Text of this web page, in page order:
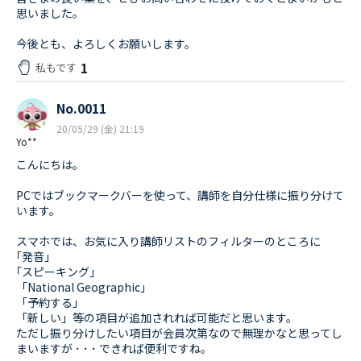
思いました。
今後とも、よろしくお願いします。
私もです 1
Yo**
No.0011
20/05/29 (金) 21:19
こんにちは。
PCではブックマークバーを使って、講師を自分仕様に振り分けて
います。
スマホでは、お気に入り講師リストのフィルターのところに
｢発音」
｢スピーキング」
「National Geographic」
「予約する」
「新しい」等の項目が追加されれば可能だと思います。
ただし振り分けしたい項目が会員次第なので無理かなと思ってし
まいますが ･ ･ ･ できれば便利ですね。